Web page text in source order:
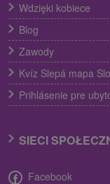
Wdzięki kobiece
Blog
Zawody
Kvíz Slepá mapa
Prihlásenie pre
SIECI
Facebook